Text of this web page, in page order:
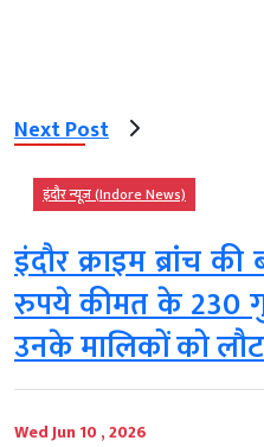
Next Post
इंदौर न्यूज़ (Indore News)
इंदौर क्राइम ब्रांच
रुपये कीमत के 230
उनके मालिकों को
Wed Jun 10 , 2026